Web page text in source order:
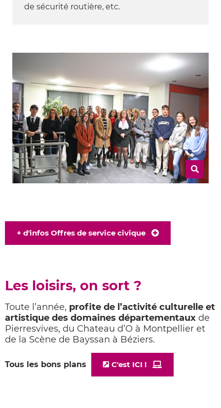
de sécurité routière, etc.
+ d'infos Offres de service civique
Les loisirs, on sort ?
Toute l’année, profite de l’activité culturelle et
artistique des domaines départementaux de
Pierresvives, du Chateau d’O à Montpellier et
de la Scène de Bayssan à Béziers.
Tous les bons plans C'est ICI !